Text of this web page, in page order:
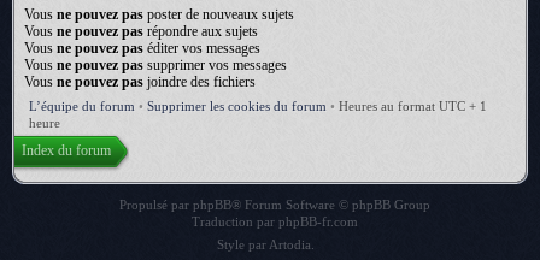
Vous ne pouvez pas poster de nouveaux sujets
Vous ne pouvez pas répondre aux sujets
Vous ne pouvez pas éditer vos messages
Vous ne pouvez pas supprimer vos messages
Vous ne pouvez pas joindre des fichiers
L’équipe du forum • Supprimer les cookies du forum • Heures au format UTC + 1
heure
Index du forum
Propulsé par phpBB® Forum Software © phpBB Group
Traduction par phpBB-fr.com
Style par Artodia